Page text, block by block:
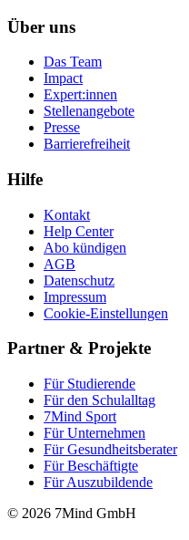
Über uns
Das Team
Impact
Expert:innen
Stellenangebote
Presse
Barrierefreiheit
Hilfe
Kontakt
Help Center
Abo kündigen
AGB
Datenschutz
Impressum
Cookie-Einstellungen
Partner & Projekte
Für Stu­die­rende
Für den Schulalltag
7Mind Sport
Für Unter­neh­men
Für Gesund­heits­be­ra­ter
Für Beschäftigte
Für Auszubildende
© 2026 7Mind GmbH